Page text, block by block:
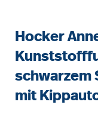
Hocker
schwarzem
mit